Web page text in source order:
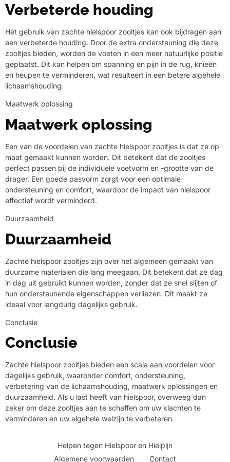
Verbeterde houding
Het gebruik van zachte hielspoor zooltjes kan ook bijdragen aan
een verbeterde houding. Door de extra ondersteuning die deze
zooltjes bieden, worden de voeten in een meer natuurlijke positie
geplaatst. Dit kan helpen om spanning en pijn in de rug, knieën
en heupen te verminderen, wat resulteert in een betere algehele
lichaamshouding.
Maatwerk oplossing
Maatwerk oplossing
Een van de voordelen van zachte hielspoor zooltjes is dat ze op
maat gemaakt kunnen worden. Dit betekent dat de zooltjes
perfect passen bij de individuele voetvorm en -grootte van de
drager. Een goede pasvorm zorgt voor een optimale
ondersteuning en comfort, waardoor de impact van hielspoor
effectief wordt verminderd.
Duurzaamheid
Duurzaamheid
Zachte hielspoor zooltjes zijn over het algemeen gemaakt van
duurzame materialen die lang meegaan. Dit betekent dat ze dag
in dag uit gebruikt kunnen worden, zonder dat ze snel slijten of
hun ondersteunende eigenschappen verliezen. Dit maakt ze
ideaal voor langdurig dagelijks gebruik.
Conclusie
Conclusie
Zachte hielspoor zooltjes bieden een scala aan voordelen voor
dagelijks gebruik, waaronder comfort, ondersteuning,
verbetering van de lichaamshouding, maatwerk oplossingen en
duurzaamheid. Als u last heeft van hielspoor, overweeg dan
zeker om deze zooltjes aan te schaffen om uw klachten te
verminderen en uw algehele welzijn te verbeteren.
Helpen tegen Hielspoor en Hielpijn
Algemene voorwaarden
Contact